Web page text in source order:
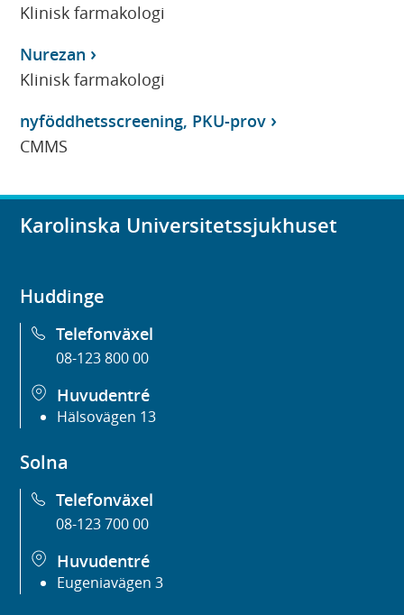
Klinisk farmakologi
Nurezan
Klinisk farmakologi
nyföddhetsscreening, PKU-prov
CMMS
Karolinska Universitetssjukhuset
Huddinge
Telefonväxel
08-123 800 00
Huvudentré
Hälsovägen 13
Solna
Telefonväxel
08-123 700 00
Huvudentré
Eugeniavägen 3